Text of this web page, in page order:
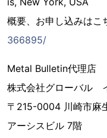
概要、お申し込みはこ
366895/
Metal Bulletin代理店
株式会社グローバル
〒215-0004 川崎市麻
アーシスビル 7階